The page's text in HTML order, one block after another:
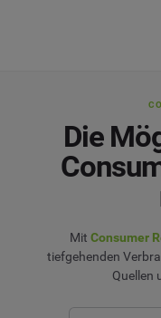
Die
Mit Consumer
tiefgehenden
Quellen